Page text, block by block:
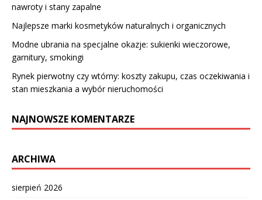
nawroty i stany zapalne
Najlepsze marki kosmetyków naturalnych i organicznych
Modne ubrania na specjalne okazje: sukienki wieczorowe,
garnitury, smokingi
Rynek pierwotny czy wtórny: koszty zakupu, czas oczekiwania i
stan mieszkania a wybór nieruchomości
NAJNOWSZE KOMENTARZE
ARCHIWA
sierpień 2026